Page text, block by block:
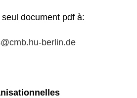
document pdf à:
berlin.de